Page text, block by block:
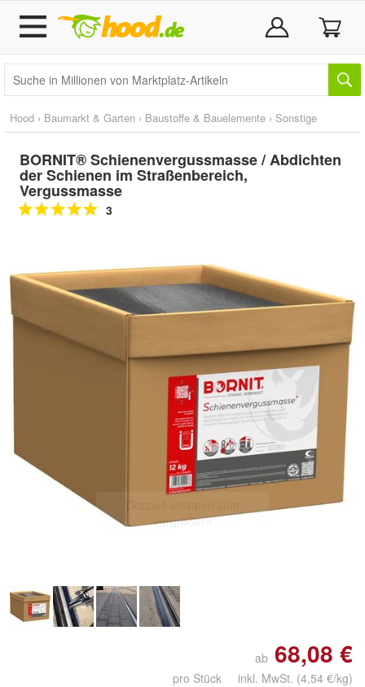
Hood › Baumarkt & Garten › Baustoffe & Bauelemente › Sonstige
BORNIT® Schienenvergussmasse / Abdichten
der Schienen im Straßenbereich,
Vergussmasse
3
vergrößern
ab 68,08 €
pro Stück inkl. MwSt. (4,54 €/kg)